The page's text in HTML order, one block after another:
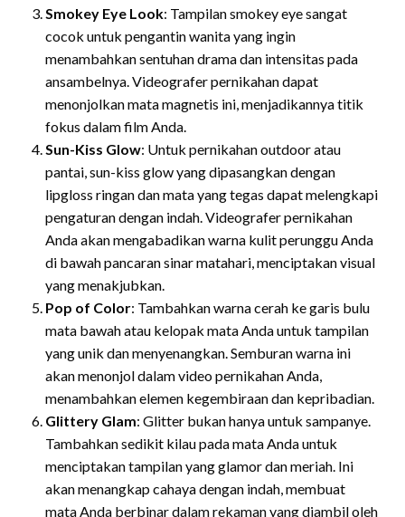
Smokey Eye Look: Tampilan smokey eye sangat
cocok untuk pengantin wanita yang ingin
menambahkan sentuhan drama dan intensitas pada
ansambelnya. Videografer pernikahan dapat
menonjolkan mata magnetis ini, menjadikannya titik
fokus dalam film Anda.
Sun-Kiss Glow: Untuk pernikahan outdoor atau
pantai, sun-kiss glow yang dipasangkan dengan
lipgloss ringan dan mata yang tegas dapat melengkapi
pengaturan dengan indah. Videografer pernikahan
Anda akan mengabadikan warna kulit perunggu Anda
di bawah pancaran sinar matahari, menciptakan visual
yang menakjubkan.
Pop of Color: Tambahkan warna cerah ke garis bulu
mata bawah atau kelopak mata Anda untuk tampilan
yang unik dan menyenangkan. Semburan warna ini
akan menonjol dalam video pernikahan Anda,
menambahkan elemen kegembiraan dan kepribadian.
Glittery Glam: Glitter bukan hanya untuk sampanye.
Tambahkan sedikit kilau pada mata Anda untuk
menciptakan tampilan yang glamor dan meriah. Ini
akan menangkap cahaya dengan indah, membuat
mata Anda berbinar dalam rekaman yang diambil oleh